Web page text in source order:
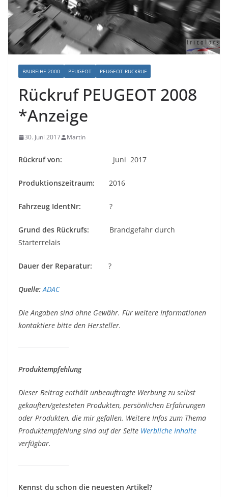
BAUREIHE 2000 PEUGEOT PEUGEOT RÜCKRUF
Rückruf PEUGEOT 2008
*Anzeige
30. Juni 2017 Martin
Rückruf von: Juni 2017
Produktionszeitraum: 2016
Fahrzeug IdentNr: ?
Grund des Rückrufs: Brandgefahr durch
Starterrelais
Dauer der Reparatur: ?
Quelle:ADAC
Die Angaben sind ohne Gewähr. Für weitere Informationen
kontaktiere bitte den Hersteller.
Produktempfehlung
Dieser Beitrag enthält unbeauftragte Werbung zu selbst
gekauften/getesteten Produkten, persönlichen Erfahrungen
oder Produkten, die mir gefallen. Weitere Infos zum Thema
Produktempfehlung sind auf der Seite Werbliche Inhalte
verfügbar.
Kennst du schon die neuesten Artikel?